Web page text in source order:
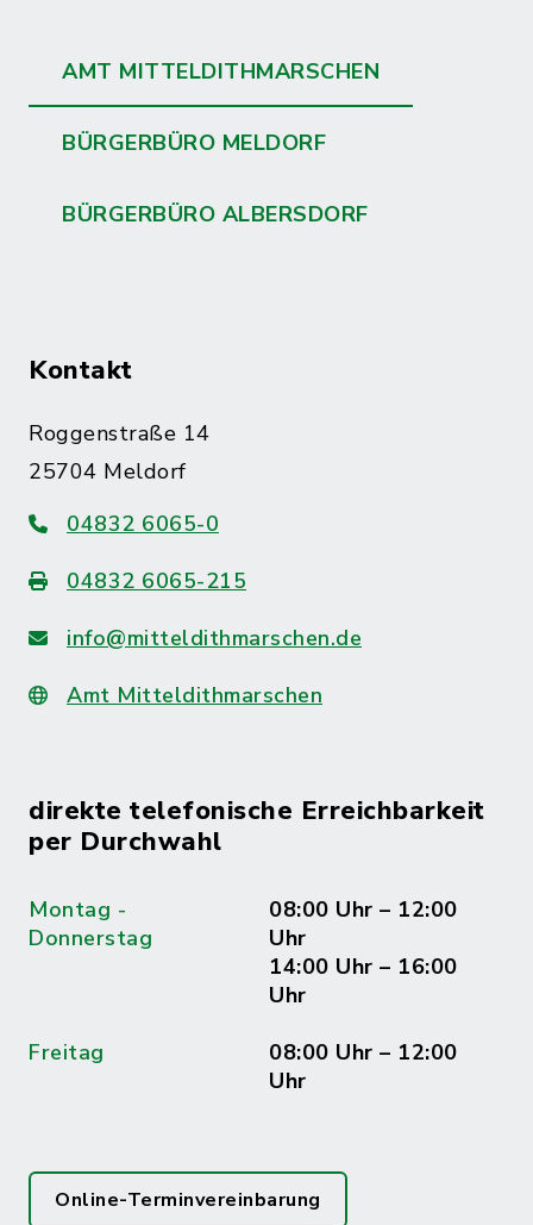
AMT MITTELDITHMARSCHEN
BÜRGERBÜRO MELDORF
BÜRGERBÜRO ALBERSDORF
Kontakt
Roggenstraße 14
25704 Meldorf
04832 6065-0
04832 6065-215
info@mitteldithmarschen.de
Amt Mitteldithmarschen
direkte telefonische Erreichbarkeit
per Durchwahl
Montag -
Donnerstag
08:00 Uhr – 12:00
Uhr
14:00 Uhr – 16:00
Uhr
Freitag
08:00 Uhr – 12:00
Uhr
Online-Terminvereinbarung